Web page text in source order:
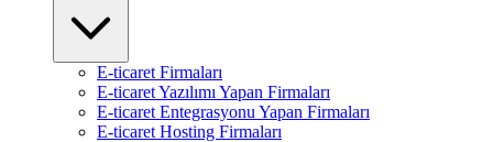
E-ticaret Firmaları
E-ticaret Yazılımı Yapan Firmaları
E-ticaret Entegrasyonu Yapan Firmaları
E-ticaret Hosting Firmaları